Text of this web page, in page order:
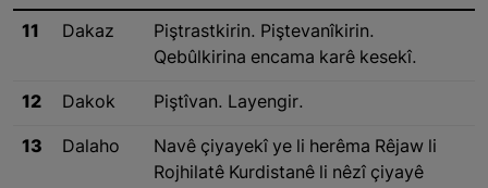
11 Dakaz
Piştrastkirin. Piştevanîkirin.
Qebûlkirina encama karê kesekî.
12 Dakok Piştîvan. Layengir.
13 Dalaho
Navê çiyayekî ye li herêma Rêjaw li
Rojhilatê Kurdistanê li nêzî çiyayê